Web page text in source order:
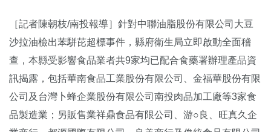
［記者陳朝枝/南投報導］針對中聯油脂股份有限公司大豆
沙拉油檢出苯駢芘超標事件，縣府衛生局立即啟動全面稽
查，本縣受影響食品業者共9家均已配合食藥署辦理產品資
訊揭露，包括華南食品工業股份有限公司、金福華股份有限
公司及台灣卜蜂企業股份有限公司南投肉品加工廠等3家食
品製造業；另販售業祥鼎食品有限公司、游○良、旺真久企